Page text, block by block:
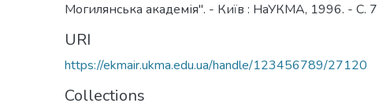
Могилянська академія". - Київ : НаУКМА, 1996. - С.
URI
https://ekmair.ukma.edu.ua/handle/123456789/27120
Collections